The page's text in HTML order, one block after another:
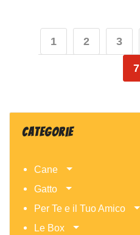
1 2 3
7
Categorie
Cane
Gatto
Per Te e il Tuo Amico
Le Box